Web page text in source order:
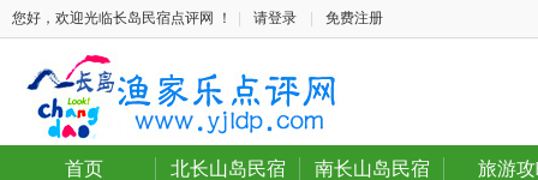
您好，欢迎光临长岛民宿点评网 ！ 请登录 免费注册
首页 北长山岛民宿 南长山岛民宿 旅游